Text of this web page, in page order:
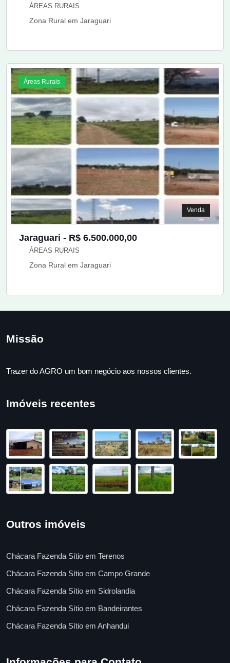
ÁREAS RURAIS
Zona Rural em Jaraguari
Áreas Rurais
Venda
Jaraguari - R$ 6.500.000,00
ÁREAS RURAIS
Zona Rural em Jaraguari
Missão
Trazer do AGRO um bom negócio aos nossos clientes.
Imóveis recentes
Outros imóveis
Chácara Fazenda Sítio em Terenos
Chácara Fazenda Sítio em Campo Grande
Chácara Fazenda Sítio em Sidrolandia
Chácara Fazenda Sítio em Bandeirantes
Chácara Fazenda Sítio em Anhandui